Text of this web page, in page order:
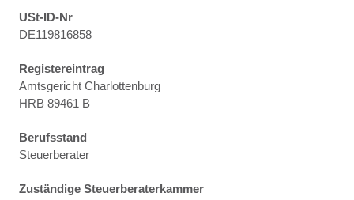
USt-ID-Nr
DE119816858
Registereintrag
Amtsgericht Charlottenburg
HRB 89461 B
Berufsstand
Steuerberater
Zuständige Steuerberaterkammer